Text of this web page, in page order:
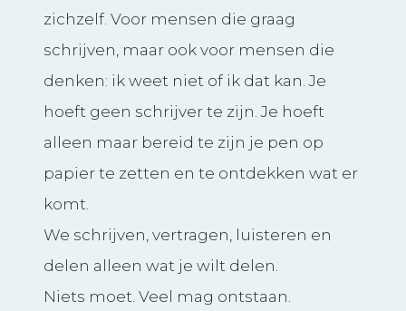
zichzelf. Voor mensen die graag
schrijven, maar ook voor mensen die
denken: ik weet niet of ik dat kan. Je
hoeft geen schrijver te zijn. Je hoeft
alleen maar bereid te zijn je pen op
papier te zetten en te ontdekken wat er
komt.
We schrijven, vertragen, luisteren en
delen alleen wat je wilt delen.
Niets moet. Veel mag ontstaan.